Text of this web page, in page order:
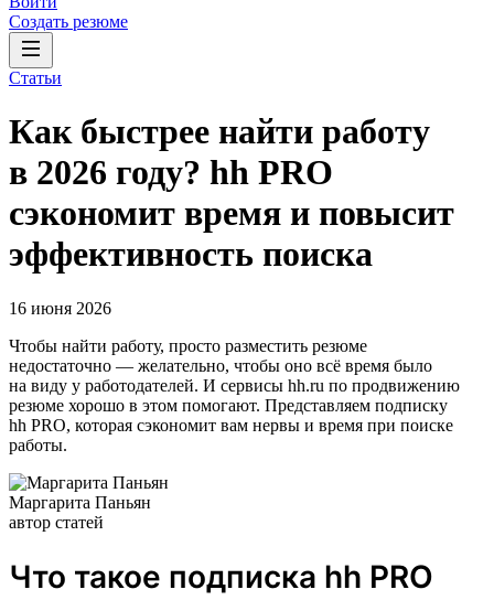
Создать резюме
Статьи
Как быстрее найти работу
в 2026 году? hh PRO
сэкономит время и повысит
эффективность поиска
16 июня 2026
Чтобы найти работу, просто разместить резюме
недостаточно — желательно, чтобы оно всё время было
на виду у работодателей. И сервисы hh.ru по продвижению
резюме хорошо в этом помогают. Представляем подписку
hh PRO, которая сэкономит вам нервы и время при поиске
работы.
Маргарита Паньян
автор статей
Что такое подписка hh PRO